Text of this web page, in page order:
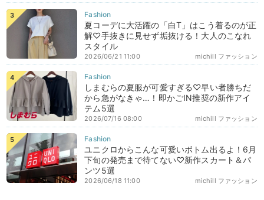
夏コーデに大活躍の「白T」はこう着るのが正
解♡手抜きに見せず垢抜ける！大人のこなれ
スタイル
michill ファッション
2026/06/21 11:00
しまむらの夏服が可愛すぎる♡早い者勝ちだ
から急がなきゃ…！即かごIN推奨の新作アイ
テム5選
michill ファッション
2026/07/16 08:00
ユニクロからこんな可愛いボトム出るよ！6月
下旬の発売まで待てない♡新作スカート＆パ
ンツ5選
michill ファッション
2026/06/18 11:00